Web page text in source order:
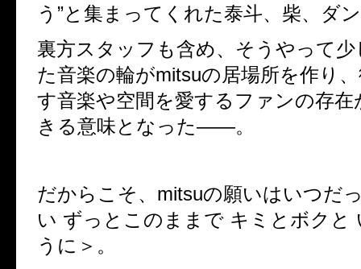
う”と集まってくれた泰斗、柴、ダ
裏方スタッフも含め、そうやって
た音楽の輪がmitsuの居場所を作り
す音楽や空間を愛するファンの存在
きる意味となった――。
だからこそ、mitsuの願いはいつだ
い ずっとこのままで キミとボクと
うに＞。